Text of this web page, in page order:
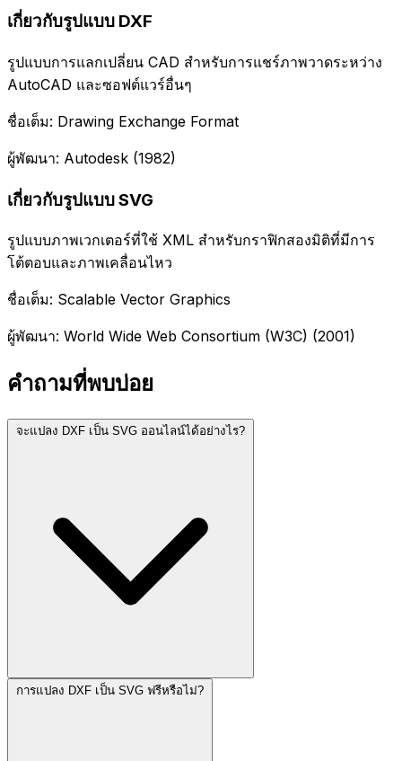
เกี่ยวกับรูปแบบ DXF
รูปแบบการแลกเปลี่ยน CAD สำหรับการแชร์ภาพวาดระหว่าง
AutoCAD และซอฟต์แวร์อื่นๆ
ชื่อเต็ม: Drawing Exchange Format
ผู้พัฒนา: Autodesk (1982)
เกี่ยวกับรูปแบบ SVG
รูปแบบภาพเวกเตอร์ที่ใช้ XML สำหรับกราฟิกสองมิติที่มีการ
โต้ตอบและภาพเคลื่อนไหว
ชื่อเต็ม: Scalable Vector Graphics
ผู้พัฒนา: World Wide Web Consortium (W3C) (2001)
คำถามที่พบบ่อย
จะแปลง DXF เป็น SVG ออนไลน์ได้อย่างไร?
การแปลง DXF เป็น SVG ฟรีหรือไม่?